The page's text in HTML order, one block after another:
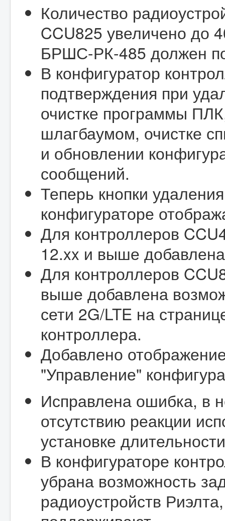
Количество
CCU825 увеличено до
БРШС-РК-485 должен
В конфигуратор
подтверждения при
очистке программы
шлагбаумом, очистке
и обновлении
сообщений.
Теперь кнопки
конфигураторе
Для контроллеров
12.xx и выше
Для контроллеров
выше добавлена
сети 2G/LTE на
контроллера.
Добавлено
"Управление"
Исправлена ошибка, в
отсутствию реакции
установке
В конфигураторе
убрана возможность
радиоустройств